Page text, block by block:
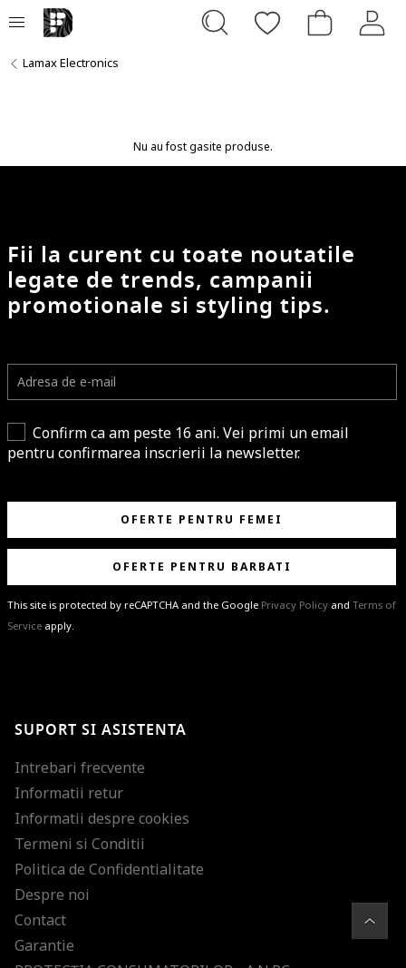
Lamax Electronics
Nu au fost gasite produse.
Fii la curent cu toate noutatile
legate de trends, campanii
promotionale si styling tips.
Confirm ca am peste 16 ani. Vei primi un email
pentru confirmarea inscrierii la newsletter.
OFERTE PENTRU FEMEI
OFERTE PENTRU BARBATI
This site is protected by reCAPTCHA and the Google Privacy Policy and Terms of
Service apply.
ultimele tendinte in moda!
SUPORT SI ASISTENTA
Intrebari frecvente
Informatii retur
Informatii despre cookies
Termeni si Conditii
Politica de Confidentialitate
Despre noi
Contact
Garantie